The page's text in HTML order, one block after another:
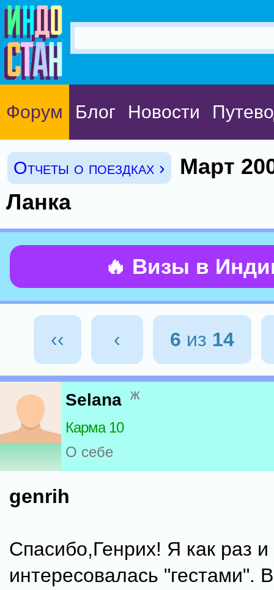
Форум Блог Новости
Отчеты о поездках ›
Март
Ланка
🔥 Визы в
‹‹ ‹ 6 из 14
Selana ж
Карма 10
О себе
genrih
Спасибо,Генрих! Я как раз и
интересовалась "гестами".